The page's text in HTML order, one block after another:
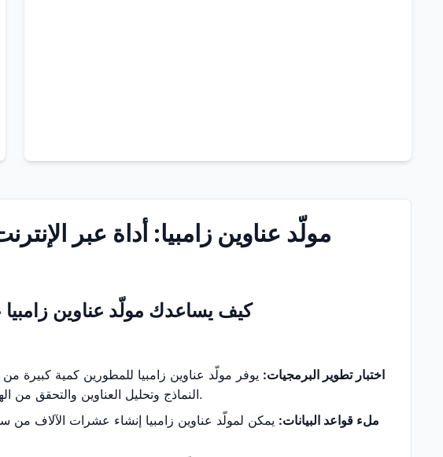
مولّد عناوين زامبيا: أداة عبر
كيف يساعدك مولّد عناوين
اختبار تطوير البرمجيات: يوفر مولّد عناوين زامبيا للمطورين كمية كبيرة من
النماذج وتحليل العناوين والتحقق من الهوية والاختبارات الوظيفية الأخرى دون إدخال معلومات حقيقية يدويًا.
ملء قواعد البيانات: يمكن لمولّد عناوين زامبيا إنشاء عشرات الآلاف من